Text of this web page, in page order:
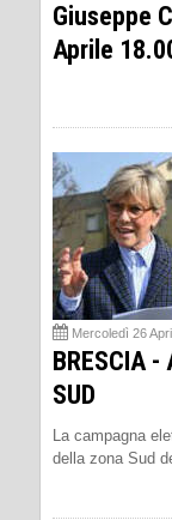
Giuseppe
Aprile
Mercoledì 26
BRESCIA -
SUD
La campagna
della zona Sud